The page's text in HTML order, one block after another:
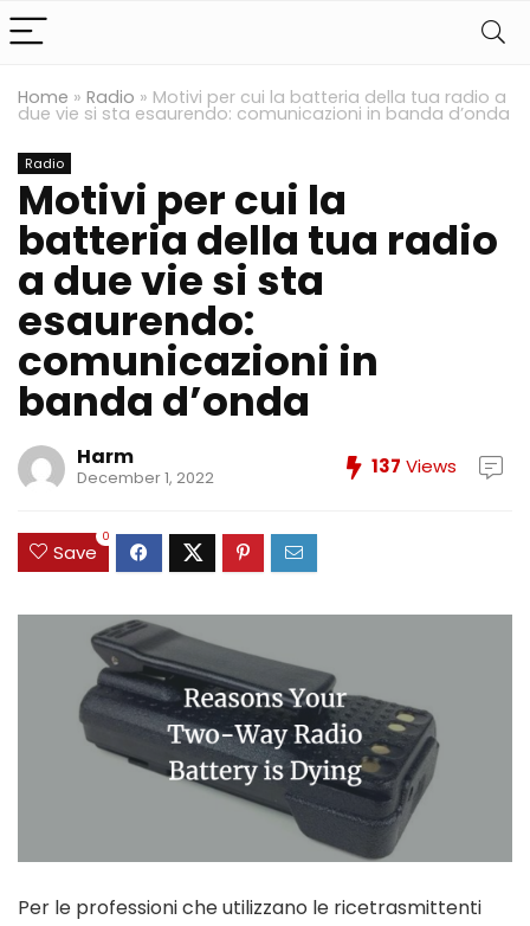
Home » Radio » Motivi per cui la batteria della tua radio a
due vie si sta esaurendo: comunicazioni in banda d’onda
Radio
Motivi per cui la
batteria della tua radio
a due vie si sta
esaurendo:
comunicazioni in
banda d’onda
Harm
December 1, 2022 137 Views
Save
0
Per le professioni che utilizzano le ricetrasmittenti